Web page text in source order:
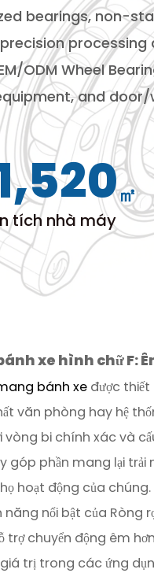
㎡
tích nhà máy
bearings, non-
processing
ODM Wheel
and door/
xe hình chữ F:
bánh xe được
văn phòng hay hệ
vòng bi chính xác và
góp phần mang lại
hoạt động của chúng.
nổi bật của Ròng
trợ chuyển động êm
trị trong các ứng